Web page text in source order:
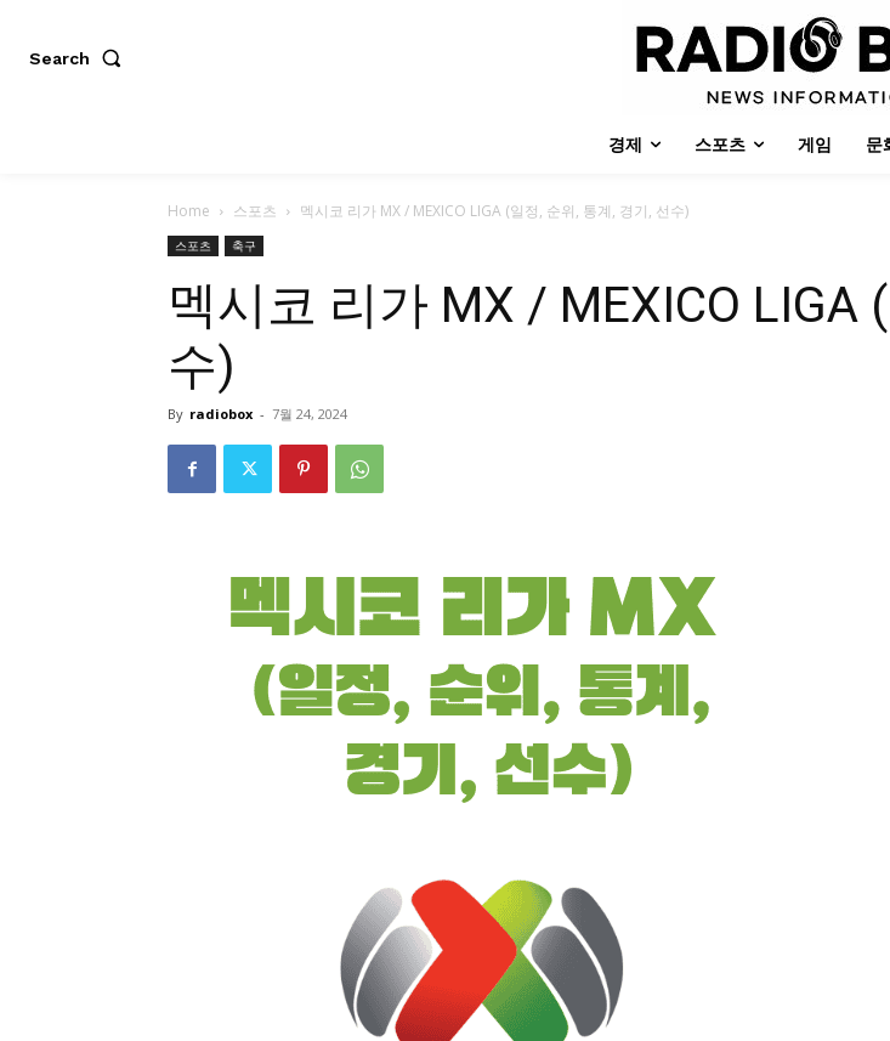
Search
경제 스포츠 게임 문
Home 스포츠 멕시코 리가 MX / MEXICO LIGA (일정, 순위, 통계, 경기, 선수)
스포츠 축구
멕시코 리가 MX / MEXICO LIGA
수)
By radiobox - 7월 24, 2024